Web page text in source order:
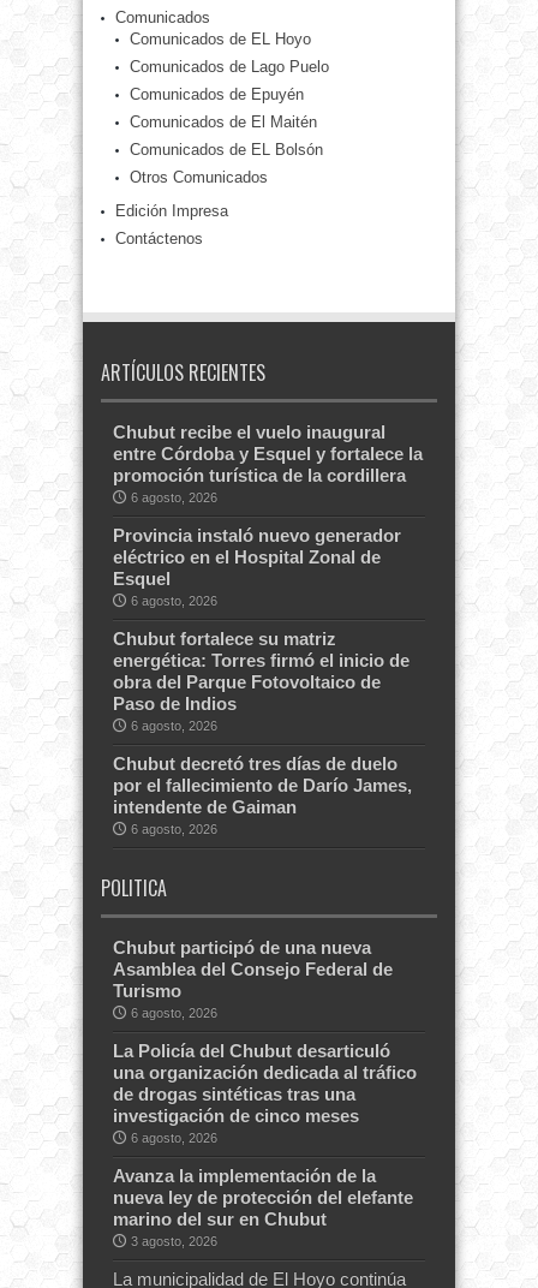
Comunicados
Comunicados de EL Hoyo
Comunicados de Lago Puelo
Comunicados de Epuyén
Comunicados de El Maitén
Comunicados de EL Bolsón
Otros Comunicados
Edición Impresa
Contáctenos
ARTÍCULOS RECIENTES
Chubut recibe el vuelo inaugural
entre Córdoba y Esquel y fortalece la
promoción turística de la cordillera
6 agosto, 2026
Provincia instaló nuevo generador
eléctrico en el Hospital Zonal de
Esquel
6 agosto, 2026
Chubut fortalece su matriz
energética: Torres firmó el inicio de
obra del Parque Fotovoltaico de
Paso de Indios
6 agosto, 2026
Chubut decretó tres días de duelo
por el fallecimiento de Darío James,
intendente de Gaiman
6 agosto, 2026
POLITICA
Chubut participó de una nueva
Asamblea del Consejo Federal de
Turismo
6 agosto, 2026
La Policía del Chubut desarticuló
una organización dedicada al tráfico
de drogas sintéticas tras una
investigación de cinco meses
6 agosto, 2026
Avanza la implementación de la
nueva ley de protección del elefante
marino del sur en Chubut
3 agosto, 2026
La municipalidad de El Hoyo continúa